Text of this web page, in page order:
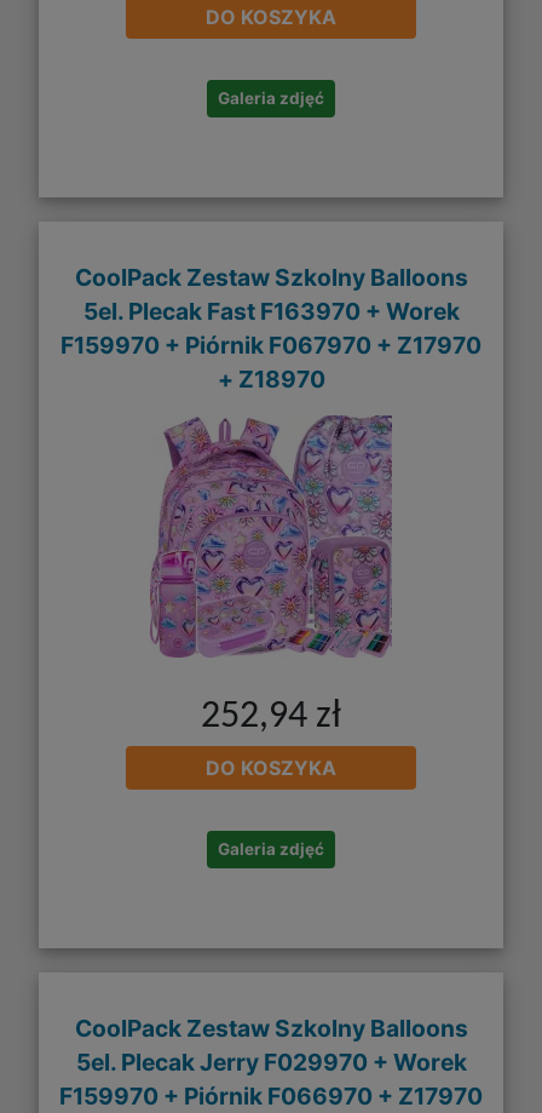
DO KOSZYKA
Galeria zdjęć
CoolPack Zestaw Szkolny Balloons
5el. Plecak Fast F163970 + Worek
F159970 + Piórnik F067970 + Z17970
+ Z18970
252,94 zł
DO KOSZYKA
Galeria zdjęć
CoolPack Zestaw Szkolny Balloons
5el. Plecak Jerry F029970 + Worek
F159970 + Piórnik F066970 + Z17970